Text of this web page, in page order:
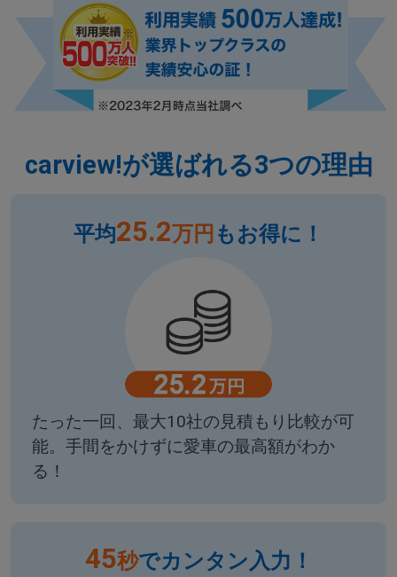
carview!が選ばれる3つの理由
平均25.2万円 もお得に！
たった一回、最大10社の見積もり比較が可
能。手間をかけずに愛車の最高額がわか
る！
45秒でカンタン入力！